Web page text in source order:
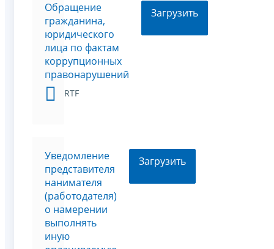
Обращение
гражданина,
юридического
лица по фактам
коррупционных
правонарушений
RTF
Загрузить
Уведомление
представителя
нанимателя
(работодателя)
о намерении
выполнять
иную
Загрузить